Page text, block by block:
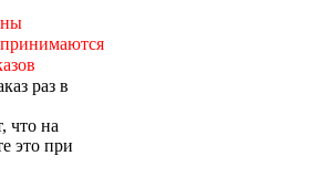
раз в
что на
это при